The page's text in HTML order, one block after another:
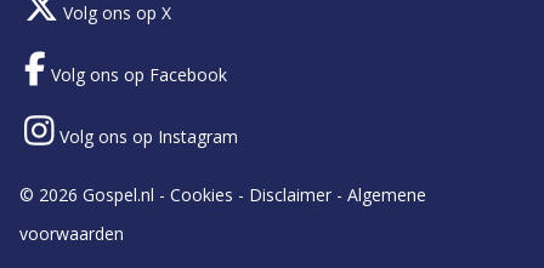
Volg ons op X
Volg ons op Facebook
Volg ons op Instagram
© 2026 Gospel.nl - Cookies - Disclaimer - Algemene
voorwaarden